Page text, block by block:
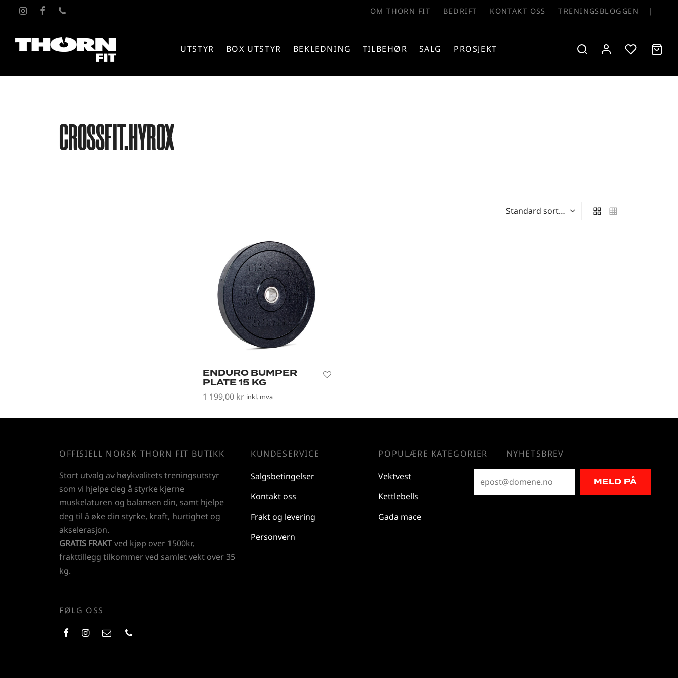
OM THORN FIT BEDRIFT KONTAKT OSS TRENINGSBLOGGEN |
UTSTYR BOX UTSTYR BEKLEDNING TILBEHØR SALG PROSJEKT
CROSSFIT.HYROX
ENDURO BUMPER
PLATE 15 KG
1 199,00 kr inkl. mva
OFFISIELL NORSK THORN FIT BUTIKK
Stort utvalg av høykvalitets treningsutstyr
som vi hjelpe deg å styrke kjerne
muskelaturen og balansen din, samt hjelpe
deg til å øke din styrke, kraft, hurtighet og
akselerasjon.
GRATIS FRAKTved kjøp over 1500kr,
frakttillegg tilkommer ved samlet vekt over 35
kg.
FØLG OSS
KUNDESERVICE
Salgsbetingelser
Kontakt oss
Frakt og levering
Personvern
POPULÆRE KATEGORIER
Vektvest
Kettlebells
Gada mace
NYHETSBREV